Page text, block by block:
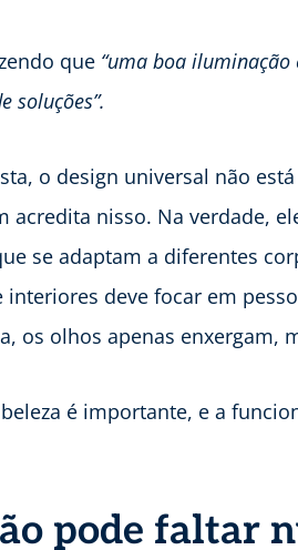
que “uma boa
soluções”.
o design universal não
acredita nisso. Na verdade,
se adaptam a diferentes
interiores deve focar em
os olhos apenas
é importante, e a
pode faltar